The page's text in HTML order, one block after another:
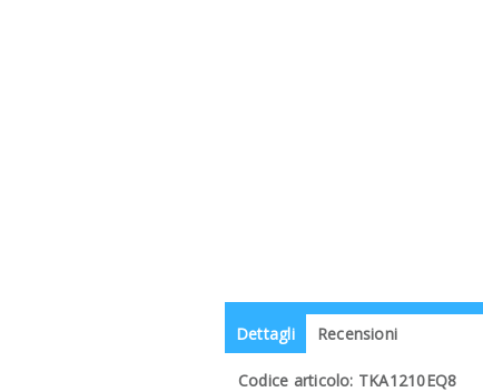
Dettagli Recensioni
Codice articolo: TKA1210EQ8